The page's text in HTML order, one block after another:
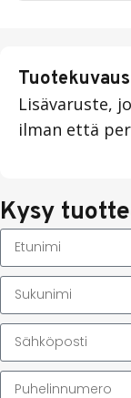
Tuotekuvaus
Lisävaruste,
ilman että
Kysy